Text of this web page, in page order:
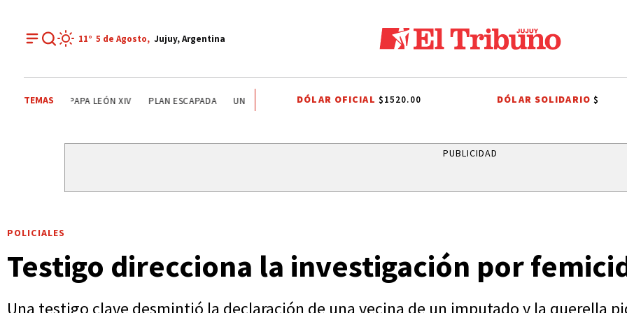
11° 5 de Agosto, Jujuy, Argentina
TEMAS LISANDRO MARTÍNEZ MISIÓN PRIMAVERA PAPA LEÓN XIV PLAN ESCAPADA UN CLÁSICO QUE CUMPLE 38 AÑOS ONDA
DÓLAR OFICIAL $1520.00 DÓLAR SOLIDARIO$
PUBLICIDAD
POLICIALES
Testigo direcciona la investigación por
Una testigo clave desmintió la declaración de una vecina de un imputado y la querella